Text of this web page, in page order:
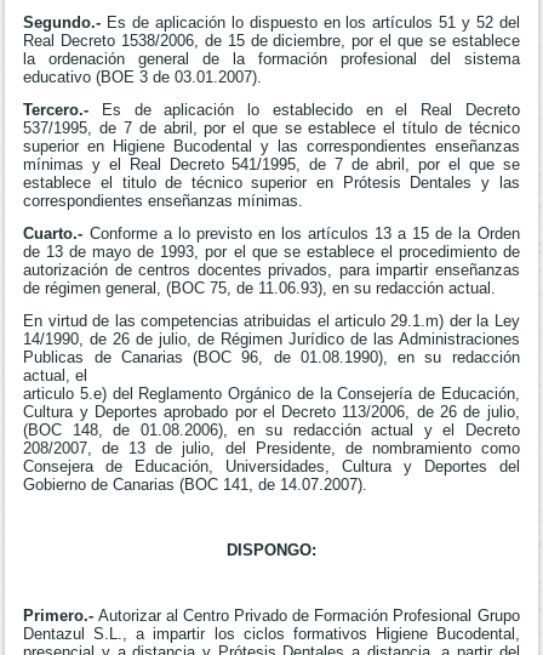
Segundo.- Es de aplicación lo dispuesto en los artículos 51 y 52 del
Real Decreto 1538/2006, de 15 de diciembre, por el que se establece
la ordenación general de la formación profesional del sistema
educativo (BOE 3 de 03.01.2007).
Tercero.- Es de aplicación lo establecido en el Real Decreto
537/1995, de 7 de abril, por el que se establece el título de técnico
superior en Higiene Bucodental y las correspondientes enseñanzas
mínimas y el Real Decreto 541/1995, de 7 de abril, por el que se
establece el titulo de técnico superior en Prótesis Dentales y las
correspondientes enseñanzas mínimas.
Cuarto.- Conforme a lo previsto en los artículos 13 a 15 de la Orden
de 13 de mayo de 1993, por el que se establece el procedimiento de
autorización de centros docentes privados, para impartir enseñanzas
de régimen general, (BOC 75, de 11.06.93), en su redacción actual.
En virtud de las competencias atribuidas el articulo 29.1.m) der la Ley
14/1990, de 26 de julio, de Régimen Jurídico de las Administraciones
Publicas de Canarias (BOC 96, de 01.08.1990), en su redacción
actual, el
articulo 5.e) del Reglamento Orgánico de la Consejería de Educación,
Cultura y Deportes aprobado por el Decreto 113/2006, de 26 de julio,
(BOC 148, de 01.08.2006), en su redacción actual y el Decreto
208/2007, de 13 de julio, del Presidente, de nombramiento como
Consejera de Educación, Universidades, Cultura y Deportes del
Gobierno de Canarias (BOC 141, de 14.07.2007).
DISPONGO:
Primero.- Autorizar al Centro Privado de Formación Profesional Grupo
Dentazul S.L., a impartir los ciclos formativos Higiene Bucodental,